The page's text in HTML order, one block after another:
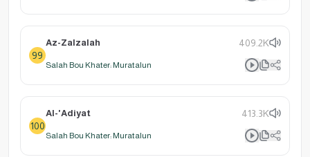
99
Az-Zalzalah 409.2K
Salah Bou Khater: Muratalun
100
Al-'Adiyat 413.3K
Salah Bou Khater: Muratalun